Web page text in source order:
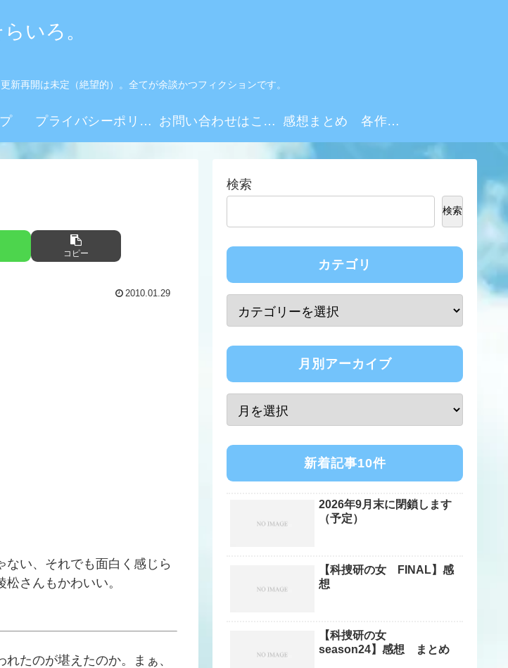
いろ。
新再開は未定（絶望的）。全てが余談かつフィクションです。
プライバシーポリシー お問い合わせはこちらから 感想まとめ 各作品・シーズンリンク集
コピー
2010.01.29
ない、それでも面白く感じら
さんもかわいい。
たのが堪えたのか。まぁ、
検索
検索
カテゴリ
月別アーカイブ
新着記事10件
2026年9月末に閉鎖します
（予定）
【科捜研の女 FINAL】感
想
【科捜研の女
season24】感想 まとめ